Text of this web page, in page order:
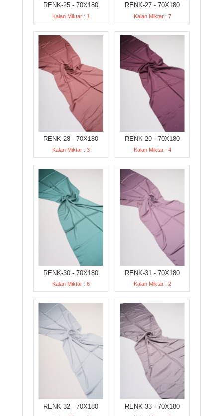
RENK-25 - 70X180
Kalan Miktar : 1
RENK-27 - 70X180
Kalan Miktar : 7
RENK-28 - 70X180
Kalan Miktar : 3
RENK-29 - 70X180
Kalan Miktar : 4
RENK-30 - 70X180
Kalan Miktar : 6
RENK-31 - 70X180
Kalan Miktar : 2
RENK-32 - 70X180 RENK-33 - 70X180